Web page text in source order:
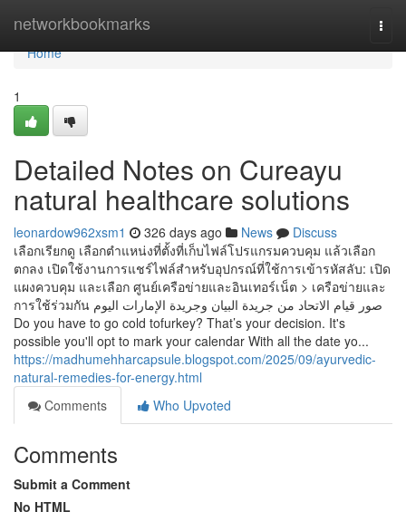
networkbookmarks
Home
Home
1
Detailed Notes on Cureayu
natural healthcare solutions
leonardow962xsm1 326 days ago News
Discuss
เลือกเรียกดู เลือกตำแหน่งที่ตั้งที่เก็บไฟล์โปรแกรมควบคุม แล้วเลือก
ตกลง เปิดใช้งานการแชร์ไฟล์สําหรับอุปกรณ์ที่ใช้การเข้ารหัสลับ: เปิด
แผงควบคุม และเลือก ศูนย์เครือข่ายและอินเทอร์เน็ต > เครือข่ายและ
การใช้ร่วมกัน صور قيام الاتحاد من جريدة البيان وجريدة الإمارات اليوم
Do you have to go cold tofurkey? That’s your decision. It's
possible you'll opt to mark your calendar With all the date yo...
https://madhumehharcapsule.blogspot.com/2025/09/ayurvedic-
natural-remedies-for-energy.html
Comments
Who Upvoted
Comments
Submit a Comment
No HTML